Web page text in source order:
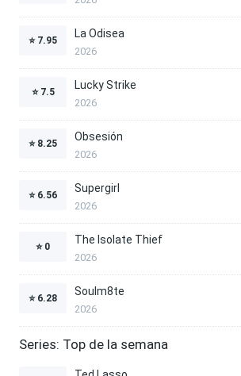
⭐ 7.95
La Odisea
2026
⭐ 7.5
Lucky Strike
2026
⭐ 8.25
Obsesión
2026
⭐ 6.56
Supergirl
2026
⭐ 0
The Isolate Thief
2026
⭐ 6.28
Soulm8te
2026
Series: Top de la semana